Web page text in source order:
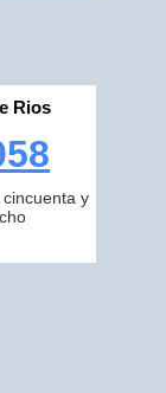
Rios
y